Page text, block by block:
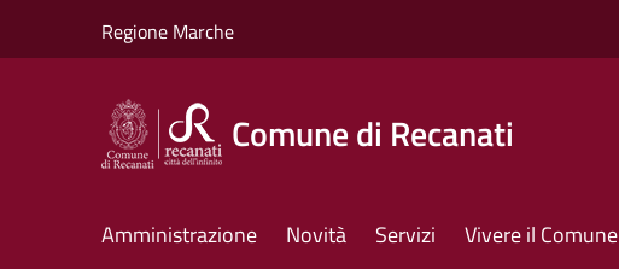
Regione Marche
Comune di Recanati
Amministrazione Novità Servizi Vivere il Comune